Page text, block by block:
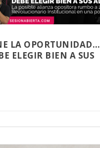
LA OPORTUNIDAD…
ELEGIR BIEN A SUS